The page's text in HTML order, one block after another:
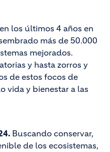
los últimos 4 años en
más de 50.000
mejorados.
y hasta zorros y
de estos focos de
vida y bienestar a las
Buscando conservar,
de los ecosistemas,